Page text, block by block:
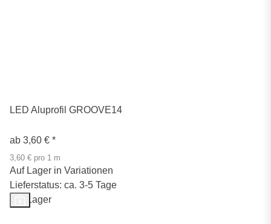
LED Aluprofil GROOVE14
ab 3,60 € *
3,60 € pro 1 m
Auf Lager in Variationen
Lieferstatus: ca. 3-5 Tage
Auf Lager